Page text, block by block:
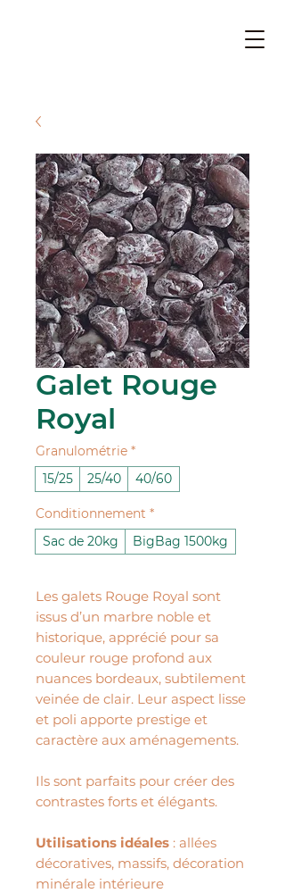
Galet Rouge
Royal
Granulométrie *
15/25
25/40 40/60
Conditionnement *
Sac de 20kg
BigBag 1500kg
Les galets Rouge Royal sont
issus d’un marbre noble et
historique, apprécié pour sa
couleur rouge profond aux
nuances bordeaux, subtilement
veinée de clair. Leur aspect lisse
et poli apporte prestige et
caractère aux aménagements.
Ils sont parfaits pour créer des
contrastes forts et élégants.
Utilisations idéales : allées
décoratives, massifs, décoration
minérale intérieure